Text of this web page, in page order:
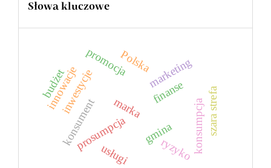
Słowa kluczowe
gmina
marka
marketing
konsument konsumpcja
promocja
finanse
prosumpcja
inwestycje
usługi
innowacje
Polska
szara strefa
budżet
ryzyko